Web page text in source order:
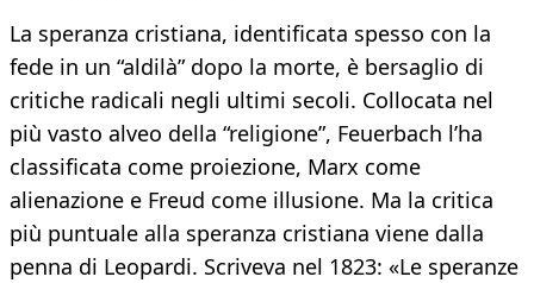
La speranza cristiana, identificata spesso con la
fede in un “aldilà” dopo la morte, è bersaglio di
critiche radicali negli ultimi secoli. Collocata nel
più vasto alveo della “religione”, Feuerbach l’ha
classificata come proiezione, Marx come
alienazione e Freud come illusione. Ma la critica
più puntuale alla speranza cristiana viene dalla
penna di Leopardi. Scriveva nel 1823: «Le speranze